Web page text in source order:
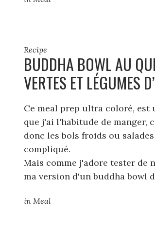
Recipe
BUDDHA BOWL AU
VERTES ET LÉGUMES
Ce meal prep ultra coloré, est
que j'ai l'habitude de manger,
donc les bols froids ou
compliqué.
Mais comme j'adore tester de
ma version d'un buddha bowl
in Meal